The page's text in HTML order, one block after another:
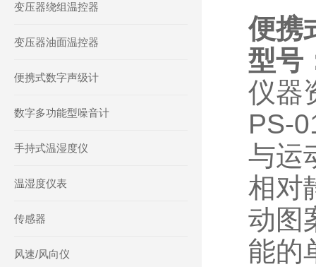
变压器绕组温控器
变压器油面温控器
便携式数字声级计
数字多功能型噪音计
手持式温湿度仪
温湿度仪表
传感器
风速/风向仪
便携
型号
仪
PS-
与运
相对
动图
能的